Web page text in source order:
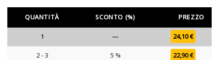
QUANTITÀ SCONTO (%) PREZZO
1 — 24,10€
2 - 3 5 % 22,90€